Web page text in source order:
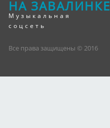
НА ЗАВАЛИНКЕ
Музыкальная
соцсеть
Все права защищены © 2016